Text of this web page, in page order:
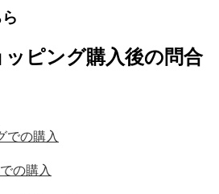
ピング購入後の問合
での購入
の購入